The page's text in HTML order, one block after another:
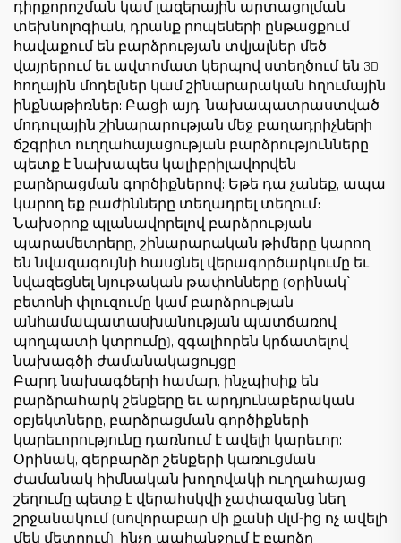
դիրքորոշման կամ լազերային արտացոլման
տեխնոլոգիան, դրանք րոպեների ընթացքում
հավաքում են բարձրության տվյալներ մեծ
վայրերում եւ ավտոմատ կերպով ստեղծում են 3D
հողային մոդելներ կամ շինարարական հղումային
ինքնաթիռներ: Բացի այդ, նախապատրաստված
մոդուլային շինարարության մեջ բաղադրիչների
ճշգրիտ ուղղահայացության բարձրությունները
պետք է նախապես կալիբրիլավորվեն
բարձրացման գործիքներով: Եթե դա չանեք, ապա
կարող եք բաժինները տեղադրել տեղում։
Նախօրոք պլանավորելով բարձրության
պարամետրերը, շինարարական թիմերը կարող
են նվազագույնի հասցնել վերագործարկումը եւ
նվազեցնել նյութական թափոնները (օրինակ՝
բետոնի փլուզումը կամ բարձրության
անհամապատասխանության պատճառով
պողպատի կտրումը), զգալիորեն կրճատելով
նախագծի ժամանակացույցը
Բարդ նախագծերի համար, ինչպիսիք են
բարձրահարկ շենքերը եւ արդյունաբերական
օբյեկտները, բարձրացման գործիքների
կարեւորությունը դառնում է ավելի կարեւոր:
Օրինակ, գերբարձր շենքերի կառուցման
ժամանակ հիմնական խողովակի ուղղահայաց
շեղումը պետք է վերահսկվի չափազանց նեղ
շրջանակում (սովորաբար մի քանի մլմ-ից ոչ ավելի